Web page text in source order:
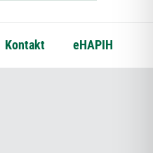
Kontakt eHAPIH